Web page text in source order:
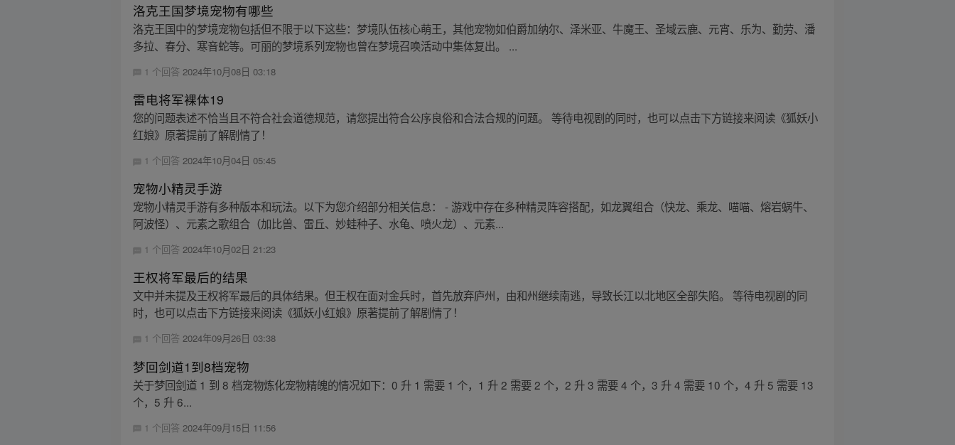
洛克王国梦境宠物有哪些
洛克王国中的梦境宠物包括但不限于以下这些：梦境队伍核心萌王，其他宠物如伯爵加纳尔、泽米亚、牛魔王、圣域云鹿、元宵、乐为、勤劳、潘
多拉、春分、寒音蛇等。可丽的梦境系列宠物也曾在梦境召唤活动中集体复出。 ...
1 个回答 2024年10月08日 03:18
雷电将军裸体19
您的问题表述不恰当且不符合社会道德规范，请您提出符合公序良俗和合法合规的问题。 等待电视剧的同时，也可以点击下方链接来阅读《狐妖小
红娘》原著提前了解剧情了！
1 个回答2024年10月04日 05:45
宠物小精灵手游
宠物小精灵手游有多种版本和玩法。以下为您介绍部分相关信息： - 游戏中存在多种精灵阵容搭配，如龙翼组合（快龙、乘龙、喵喵、熔岩蜗牛、
阿波怪）、元素之歌组合（加比兽、雷丘、妙蛙种子、水龟、喷火龙）、元素...
1 个回答2024年10月02日 21:23
王权将军最后的结果
文中并未提及王权将军最后的具体结果。但王权在面对金兵时，首先放弃庐州，由和州继续南逃，导致长江以北地区全部失陷。 等待电视剧的同
时，也可以点击下方链接来阅读《狐妖小红娘》原著提前了解剧情了！
1 个回答2024年09月26日 03:38
梦回剑道1到8档宠物
关于梦回剑道 1 到 8 档宠物炼化宠物精魄的情况如下：0 升 1 需要 1 个，1 升 2 需要 2 个，2 升 3 需要 4 个，3 升 4 需要 10 个，4 升 5 需要 13
个，5 升 6...
1 个回答 2024年09月15日 11:56